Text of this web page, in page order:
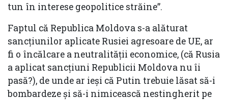
tun în interese geopolitice străine”.
Faptul că Republica Moldova s-a alăturat
sancțiunilor aplicate Rusiei agresoare de UE, ar
fi o încălcare a neutralității economice, (că Rusia
a aplicat sancțiuni Republicii Moldova nu îi
pasă?), de unde ar ieși că Putin trebuie lăsat să-i
bombardeze și să-i nimicească nestingherit pe